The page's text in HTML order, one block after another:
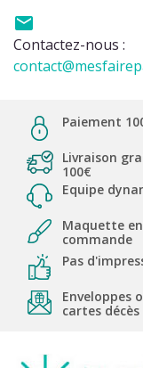

Contactez-nous :
Paiement
Livraison
100€
Equipe
Maquette
commande
Pas
Enveloppes
cartes décès